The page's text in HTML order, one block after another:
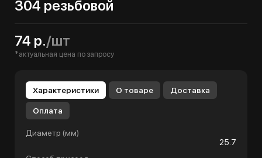
304 резьбовой
74 р./шт
*актуальная цена по запросу
Характеристики О товаре Доставка
Оплата
Диаметр (мм)
25.7